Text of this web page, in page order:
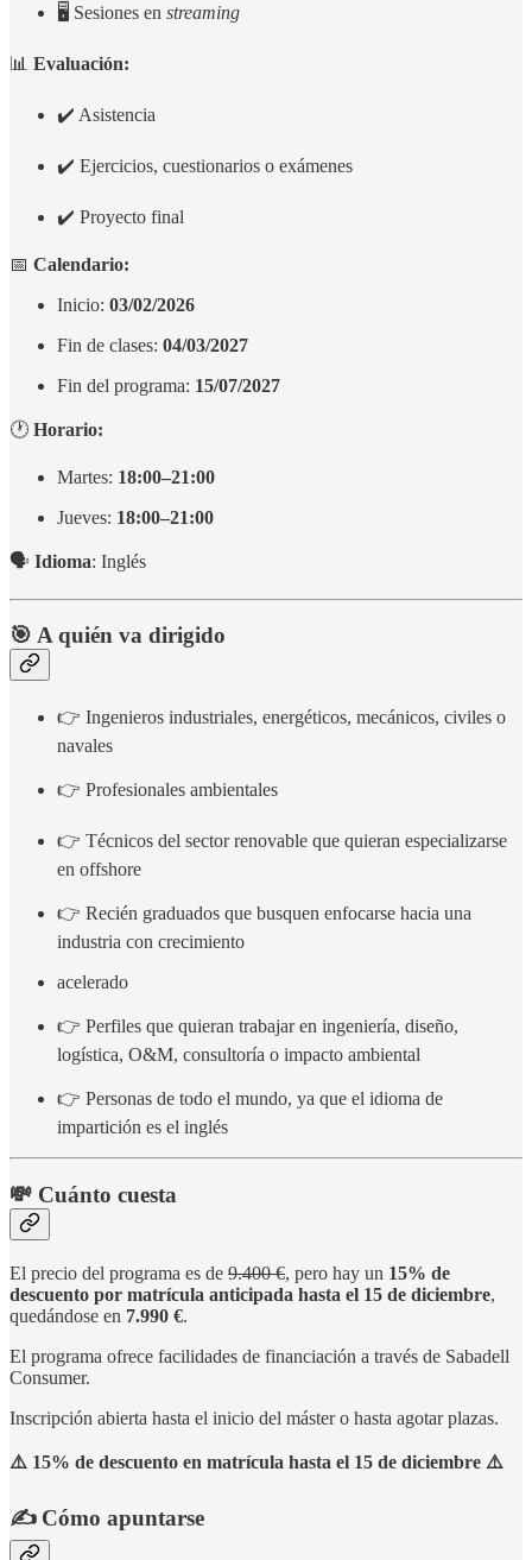
🖥️ Sesiones en streaming
📊 Evaluación:
✔️ Asistencia
✔️ Ejercicios, cuestionarios o exámenes
✔️ Proyecto final
📅 Calendario:
Inicio: 03/02/2026
Fin de clases: 04/03/2027
Fin del programa: 15/07/2027
🕐 Horario:
Martes: 18:00–21:00
Jueves: 18:00–21:00
🗣️ Idioma: Inglés
🎯 A quién va dirigido
👉 Ingenieros industriales, energéticos, mecánicos, civiles o
navales
👉 Profesionales ambientales
👉 Técnicos del sector renovable que quieran especializarse
en offshore
👉 Recién graduados que busquen enfocarse hacia una
industria con crecimiento
acelerado
👉 Perfiles que quieran trabajar en ingeniería, diseño,
logística, O&M, consultoría o impacto ambiental
👉 Personas de todo el mundo, ya que el idioma de
impartición es el inglés
💸 Cuánto cuesta
El precio del programa es de 9.400 €, pero hay un 15% de
descuento por matrícula anticipada hasta el 15 de diciembre,
quedándose en 7.990 €.
El programa ofrece facilidades de financiación a través de Sabadell
Consumer.
Inscripción abierta hasta el inicio del máster o hasta agotar plazas.
⚠️ 15% de descuento en matrícula hasta el 15 de diciembre ⚠️
✍️ Cómo apuntarse